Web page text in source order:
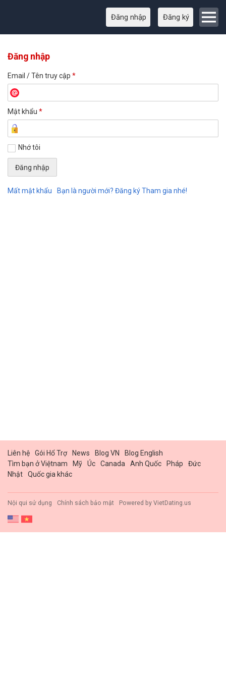
Đăng nhập Đăng ký
Đăng nhập
Email / Tên truy cập *
Mật khẩu *
Nhớ tôi
Mất mật khẩu Bạn là người mới? Đăng ký Tham gia nhé!
Liên hệ Gói Hổ Trợ News Blog VN
Blog English
Tìm bạn ở Việtnam
Mỹ Úc Canada Anh Quốc Pháp
Đức
Nhật
Quốc gia khác
Nội qui sử dụng Chính sách bảo mật Powered by VietDating.us